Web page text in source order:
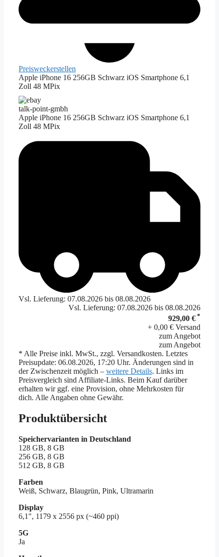
Preisweckerstellen
Apple iPhone 16 256GB Schwarz iOS Smartphone 6,1
Zoll 48 MPix
talk-point-gmbh
Apple iPhone 16 256GB Schwarz iOS Smartphone 6,1
Zoll 48 MPix
Vsl. Lieferung: 07.08.2026 bis 08.08.2026
Vsl. Lieferung: 07.08.2026 bis 08.08.2026
929,00 € *
+ 0,00 € Versand
zum Angebot
zum Angebot
* Alle Preise inkl. MwSt., zzgl. Versandkosten. Letztes
Preisupdate: 06.08.2026, 17:20 Uhr. Änderungen sind in
der Zwischenzeit möglich – weitere Details. Links im
Preisvergleich sind Affiliate-Links. Beim Kauf darüber
erhalten wir ggf. eine Provision, ohne Mehrkosten für
dich. Alle Angaben ohne Gewähr.
Produktübersicht
Speichervarianten in Deutschland
128 GB, 8 GB
256 GB, 8 GB
512 GB, 8 GB
Farben
Weiß, Schwarz, Blaugrün, Pink, Ultramarin
Display
6,1", 1179 x 2556 px (~460 ppi)
5G
Ja